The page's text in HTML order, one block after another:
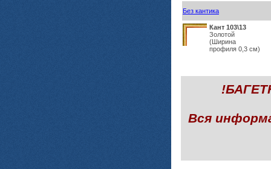
Без кантика
Кант 103\13
Золотой
(Ширина
профиля 0,3 см)
Вся